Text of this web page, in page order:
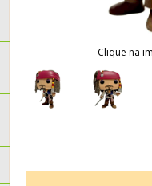
Clique na